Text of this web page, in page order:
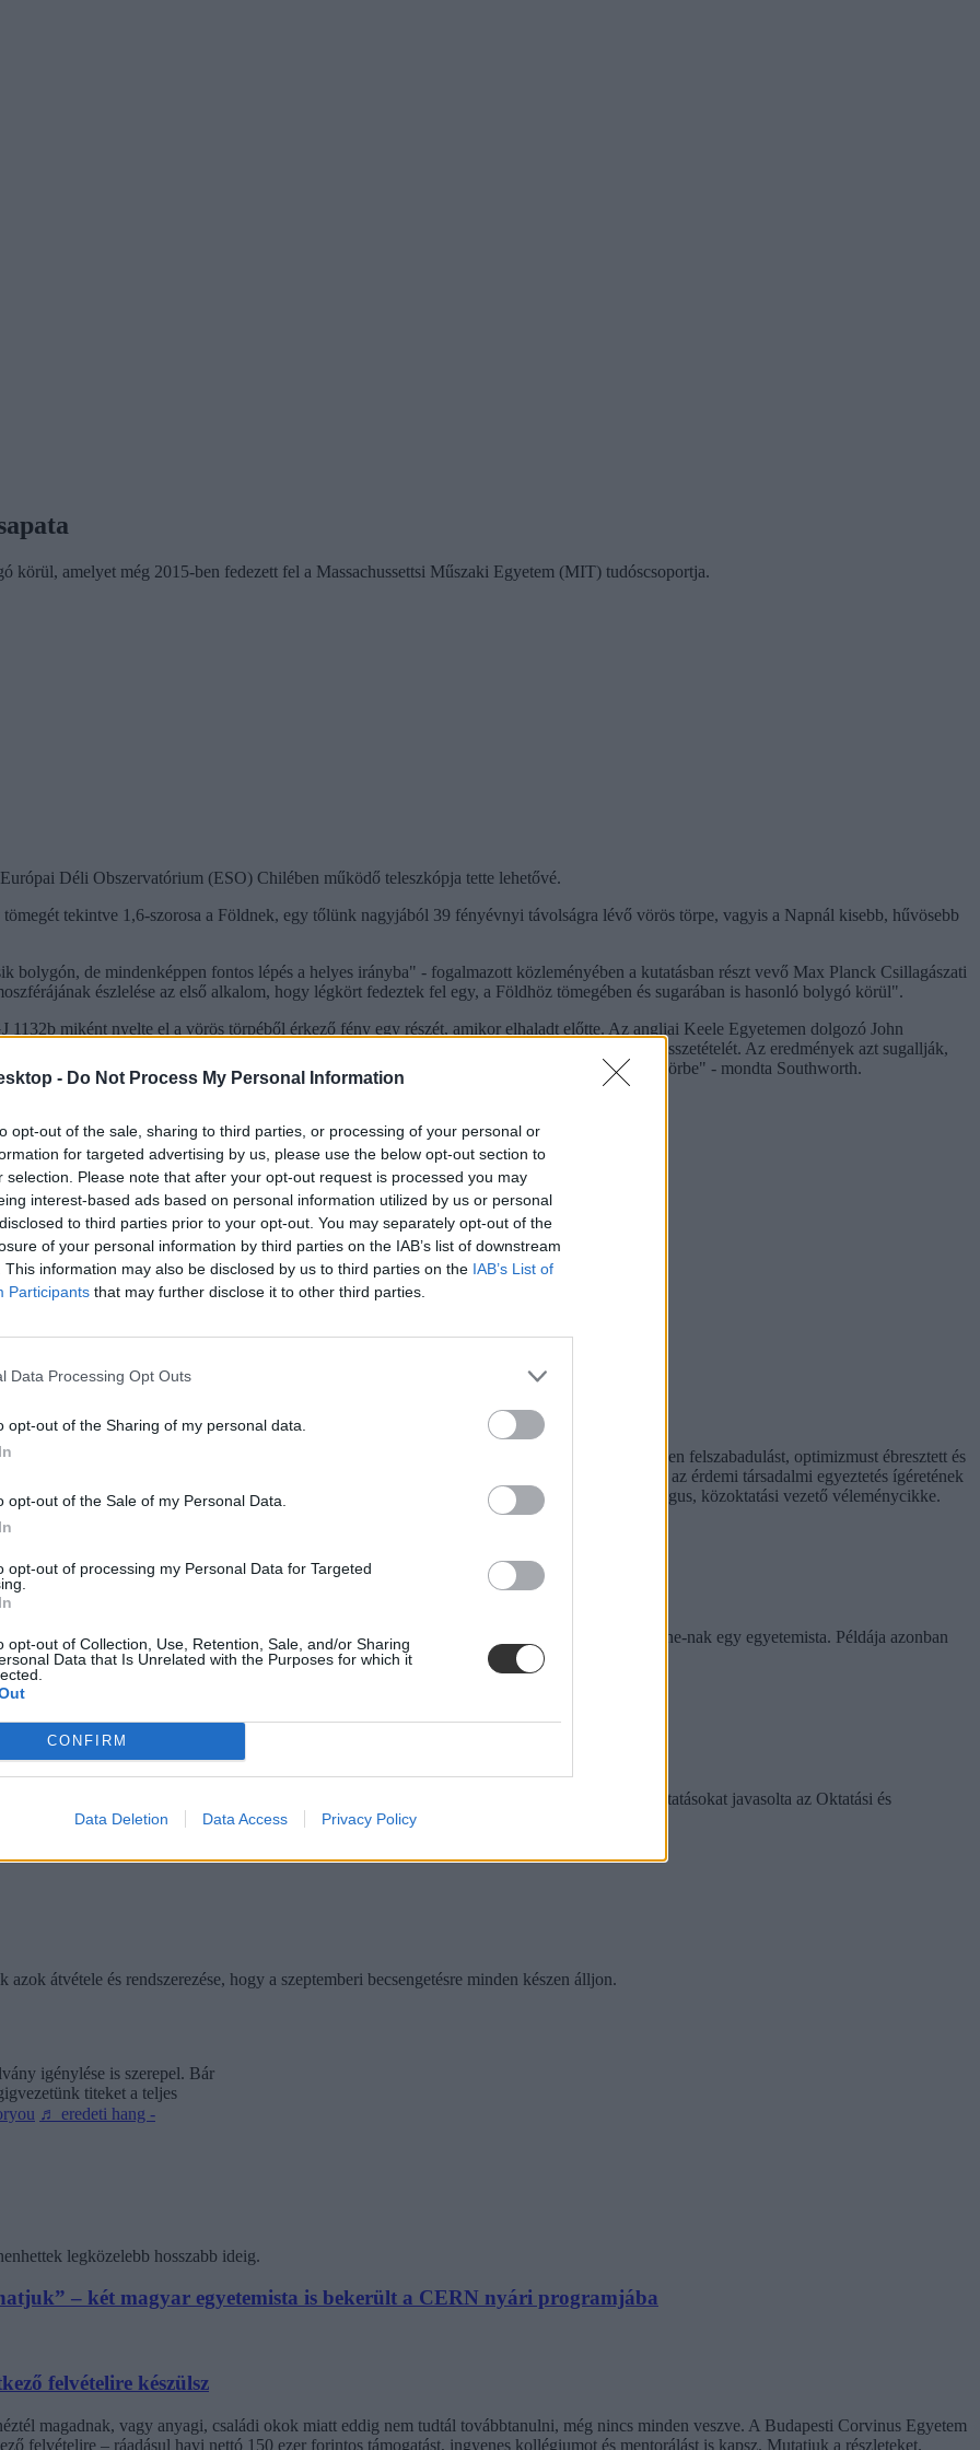
- Do Not Process My Personal Information
opt-out of the sale, sharing to third parties, or processing of your personal or
for targeted advertising by us, please use the below opt-out section to
selection. Please note that after your opt-out request is processed you may
interest-based ads based on personal information utilized by us or personal
to third parties prior to your opt-out. You may separately opt-out of the
of your personal information by third parties on the IAB’s list of downstream
This information may also be disclosed by us to third parties on the IAB’s List of
Participants that may further disclose it to other third parties.
Data Processing Opt Outs
opt-out of the Sharing of my personal data.
opt-out of the Sale of my Personal Data.
opt-out of processing my Personal Data for Targeted
opt-out of Collection, Use, Retention, Sale, and/or Sharing
Data that Is Unrelated with the Purposes for which it
CONFIRM
Data Deletion Data Access Privacy Policy
körül, amelyet még 2015-ben fedezett fel a Massachussettsi Műszaki Egyetem (MIT) tudóscsoportja.
Déli Obszervatórium (ESO) Chilében működő teleszkópja tette lehetővé.
tekintve 1,6-szorosa a Földnek, egy tőlünk nagyjából 39 fényévnyi távolságra lévő vörös törpe, vagyis a Napnál kisebb, hűvösebb
bolygón, de mindenképpen fontos lépés a helyes irányba" - fogalmazott közleményében a kutatásban részt vevő Max Planck Csillagászati
észlelése az első alkalom, hogy légkört fedeztek fel egy, a Földhöz tömegében és sugarában is hasonló bolygó körül".
1132b miként nyelte el a vörös törpéből érkező fény egy részét, amikor elhaladt előtte. Az angliai Keele Egyetemen dolgozó John
nyelik el a fényt, ami lehetővé teszi a kutatók számára, hogy megvizsgálják az atmoszféra összetételét. Az eredmények azt sugallják,
keveréke alkotja. "Az egyik lehetőség, hogy ez egy "vízi világ", amelyet forró vízgőz ölel körbe" - mondta Southworth.
a GJ 1132b nagy valószínűséggel lakhatatlan, mivel felszíni hőmérséklete 370 Celsius-fok.
szóló közbeszédnek”
kezdte meg működését. Az egyes minisztériumok szintjére kiterjesztett hiperaktivitás érezhetően felszabadulást, optimizmust ébresztett és
Ám pontosan ez a lendület az, ami egy újabb megkerülhetetlen kihívást is előtérbe rántott: az érdemi társadalmi egyeztetés ígéretének
a kezeléséhez igyekszem az alábbiakban szempontokat adni. Hana György humánökológus, közoktatási vezető véleménycikke.
– több mint százezer levelezős hallgatót érinthet a szabály
hallgató vagyok, egyből húzni kezdték a szájukat” – számolt be tapasztalatairól az Eduline-nak egy egyetemista. Példája azonban
dönthetnének az iskolaérettségről
az iskolaérettségről, és az oviKRÉTA is átalakulhat. Többek között ezeket a változtatásokat javasolta az Oktatási és
átvétele és rendszerezése, hogy a szeptemberi becsengetésre minden készen álljon.
igénylése is szerepel. Bár
titeket a teljes
♬ eredeti hang -
legközelebb hosszabb ideig.
– két magyar egyetemista is bekerült a CERN nyári programjába
felvételire készülsz
magadnak, vagy anyagi, családi okok miatt eddig nem tudtál továbbtanulni, még nincs minden veszve. A Budapesti Corvinus Egyetem
felvételire – ráadásul havi nettó 150 ezer forintos támogatást, ingyenes kollégiumot és mentorálást is kapsz. Mutatjuk a részleteket.